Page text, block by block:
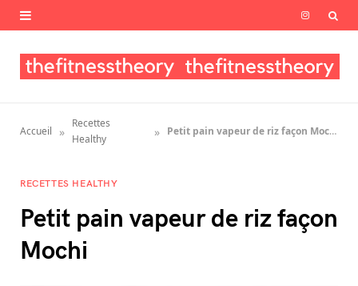
I
s
a
a
Accueil »
Recettes
Healthy
» Petit pain vapeur de riz façon Mochi
RECETTES HEALTHY
Petit pain vapeur de riz façon
Mochi